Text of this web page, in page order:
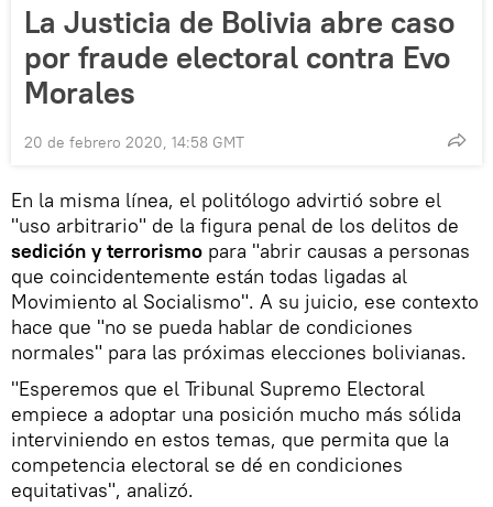
La Justicia de Bolivia abre caso
por fraude electoral contra Evo
Morales
20 de febrero 2020, 14:58 GMT
En la misma línea, el politólogo advirtió sobre el
"uso arbitrario" de la figura penal de los delitos de
sedición y terrorismo para "abrir causas a personas
que coincidentemente están todas ligadas al
Movimiento al Socialismo". A su juicio, ese contexto
hace que "no se pueda hablar de condiciones
normales" para las próximas elecciones bolivianas.
"Esperemos que el Tribunal Supremo Electoral
empiece a adoptar una posición mucho más sólida
interviniendo en estos temas, que permita que la
competencia electoral se dé en condiciones
equitativas", analizó.